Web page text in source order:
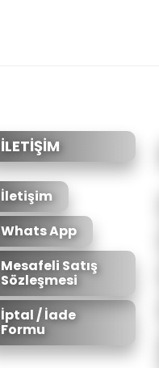
İLETİŞİM
İletişim
Whats App
Mesafeli Satış
Sözleşmesi
İptal / İade
Formu